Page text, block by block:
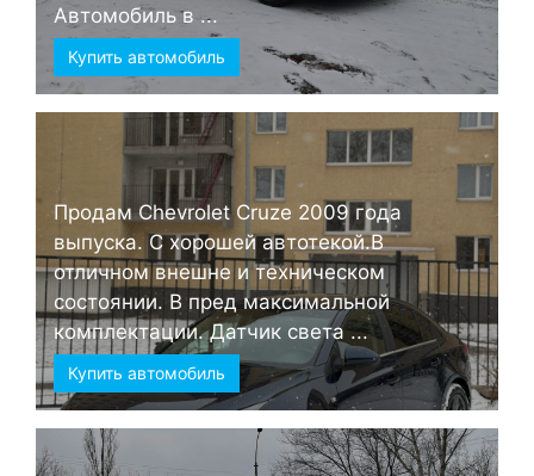
Автомобиль в ...
Купить автомобиль
Продам Chevrolet Cruze 2009 года
выпуска. С хорошей автотекой.В
отличном внешне и техническом
состоянии. В пред максимальной
комплектации. Датчик света ...
Купить автомобиль